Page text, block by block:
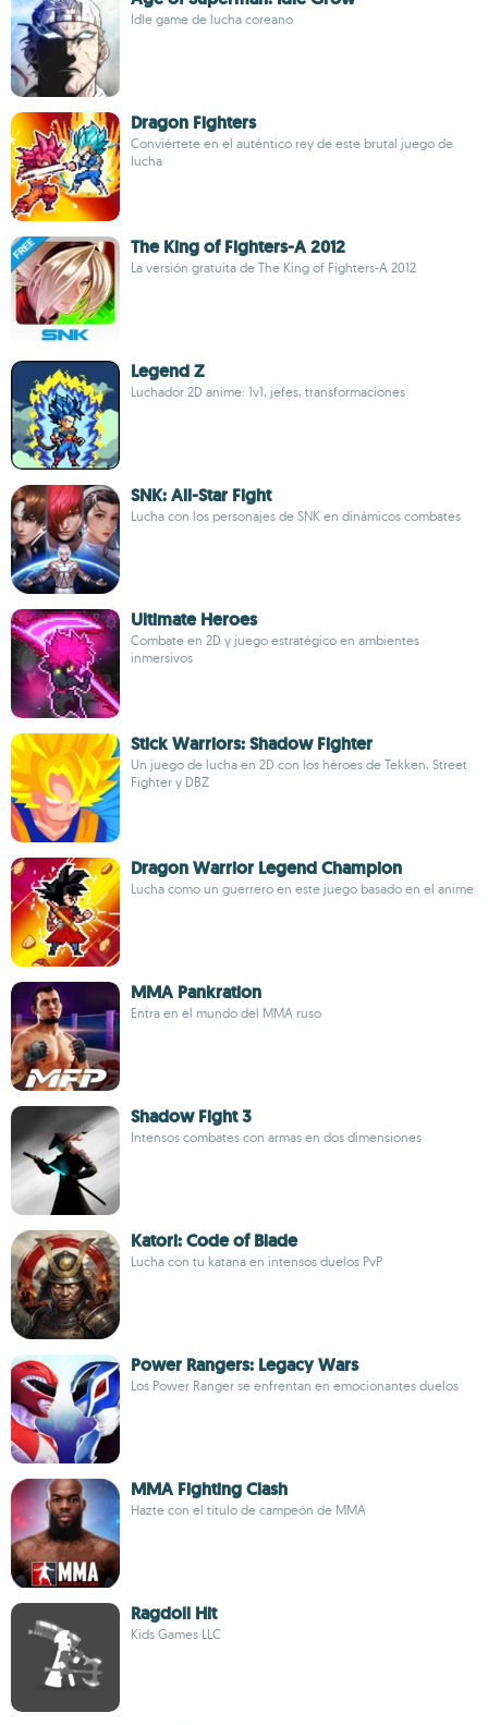
Idle game de lucha coreano
Dragon Fighters
Conviértete en el auténtico rey de este brutal juego de
lucha
The King of Fighters-A 2012
La versión gratuita de The King of Fighters-A 2012
Legend Z
Luchador 2D anime: 1v1, jefes, transformaciones
SNK: All-Star Fight
Lucha con los personajes de SNK en dinámicos combates
Ultimate Heroes
Combate en 2D y juego estratégico en ambientes
inmersivos
Stick Warriors: Shadow Fighter
Un juego de lucha en 2D con los héroes de Tekken, Street
Fighter y DBZ
Dragon Warrior Legend Champion
Lucha como un guerrero en este juego basado en el anime
MMA Pankration
Entra en el mundo del MMA ruso
Shadow Fight 3
Intensos combates con armas en dos dimensiones
Katori: Code of Blade
Lucha con tu katana en intensos duelos PvP
Power Rangers: Legacy Wars
Los Power Ranger se enfrentan en emocionantes duelos
MMA Fighting Clash
Hazte con el título de campeón de MMA
Ragdoll Hit
Kids Games LLC